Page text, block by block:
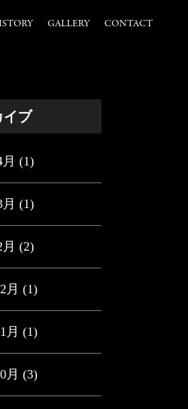
GALLERY CONTACT
イブ
(1)
(1)
(2)
月 (1)
月 (1)
月 (3)